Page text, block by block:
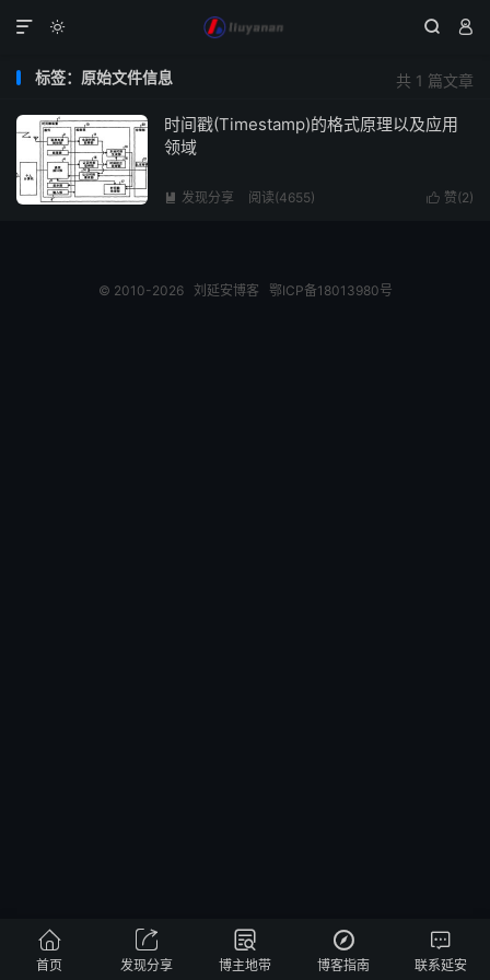
  

共 1 篇文章
标签：原始文件信息
时间戳(Timestamp)的格式原理以及应用
领域
 赞(2)
 发现分享 阅读(4655)
© 2010-2026 刘延安博客 鄂ICP备18013980号

首页

发现分享

博主地带

博客指南

联系延安